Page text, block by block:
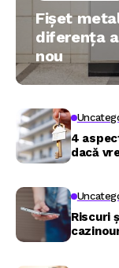
Fișet
diferența
nou
4
dacă
Riscuri